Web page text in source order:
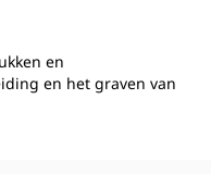
en
en het graven van